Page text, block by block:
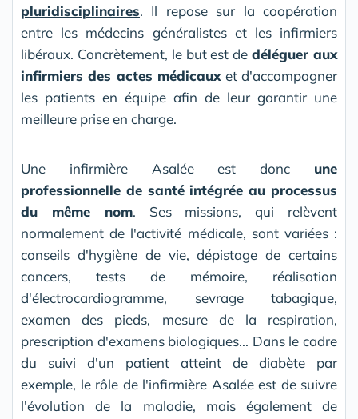
pluridisciplinaires. Il repose sur la coopération
entre les médecins généralistes et les infirmiers
libéraux. Concrètement, le but est dedéléguer aux
infirmiers des actes médicauxet d'accompagner
les patients en équipe afin de leur garantir une
meilleure prise en charge.
Une infirmière Asalée est donc une
professionnelle de santé intégrée au processus
du même nom. Ses missions, qui relèvent
normalement de l'activité médicale, sont variées :
conseils d'hygiène de vie, dépistage de certains
cancers, tests de mémoire, réalisation
d'électrocardiogramme, sevrage tabagique,
examen des pieds, mesure de la respiration,
prescription d'examens biologiques... Dans le cadre
du suivi d'un patient atteint de diabète par
exemple, le rôle de l'infirmière Asalée est de suivre
l'évolution de la maladie, mais également de